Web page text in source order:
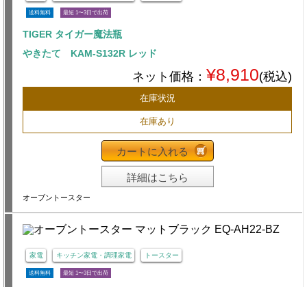
送料無料 最短 1〜3日で出荷
TIGER タイガー魔法瓶
やきたて KAM-S132R レッド
ネット価格： ¥8,910(税込)
在庫状況
在庫あり
カートに入れる
詳細はこちら
オーブントースター
家電 キッチン家電・調理家電 トースター
送料無料 最短 1〜3日で出荷